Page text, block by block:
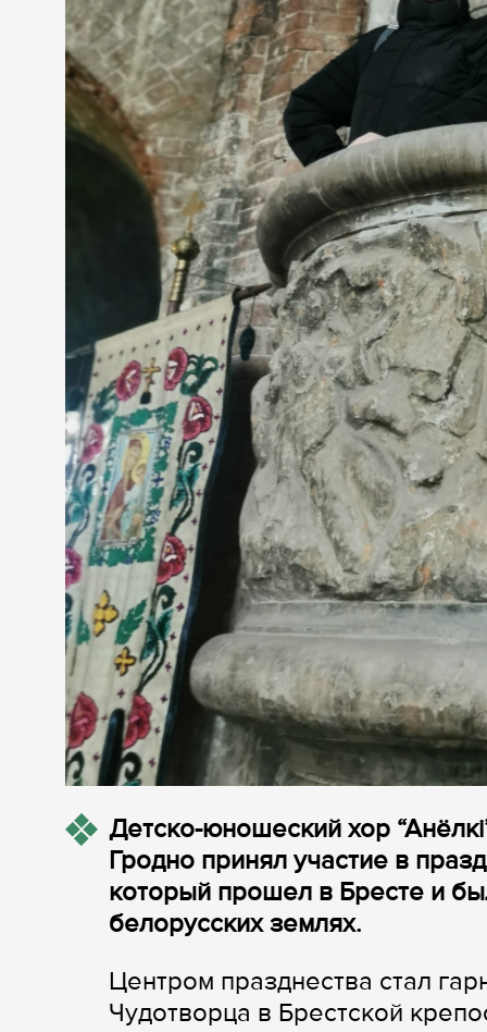
Детско-юношеский хор
Гродно принял участие в
который прошел в Бресте и
белорусских землях.
Центром празднества стал
Чудотворца в Брестской